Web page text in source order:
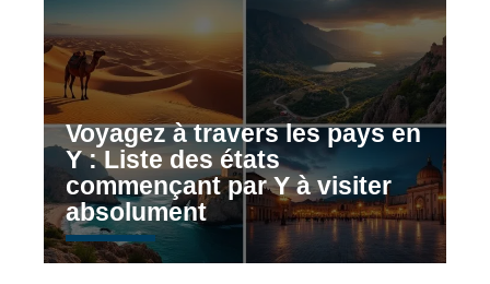
Voyagez à travers les pays en
Y : Liste des états
commençant par Y à visiter
absolument